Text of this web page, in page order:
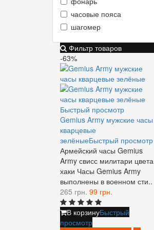
часовые пояса
шагомер
Фильтр товаров
-63%
Быстрый просмотр
Gemius Army мужские часы
кварцевые
зелёныеБыстрый просмотр
Армейский часы Gemius
Army свисс милитари цвета
хаки Часы Gemius Army
выполнены в военном сти..
265 грн. 99 грн.
В корзинуБыстрый
просмотр